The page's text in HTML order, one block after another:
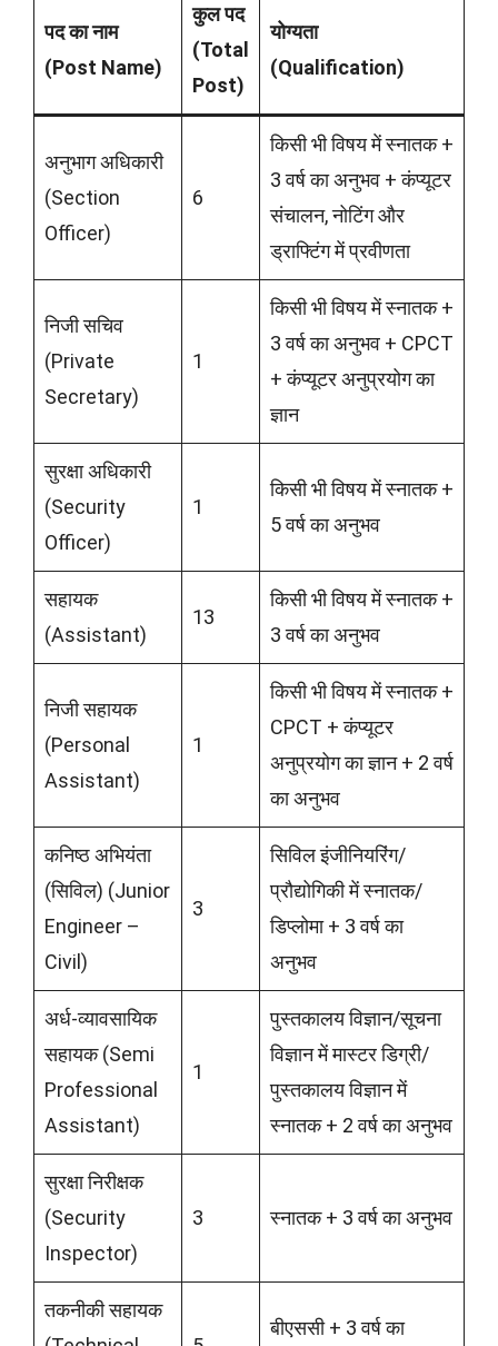
पद का नाम
(Post Name)
कुल पद
(Total
Post)
योग्यता
(Qualification)
अनुभाग अधिकारी
(Section
Officer)
6
किसी भी विषय में स्नातक +
3 वर्ष का अनुभव + कंप्यूटर
संचालन, नोटिंग और
ड्राफ्टिंग में प्रवीणता
निजी सचिव
(Private
Secretary)
1
किसी भी विषय में स्नातक +
3 वर्ष का अनुभव + CPCT
+ कंप्यूटर अनुप्रयोग का
ज्ञान
सुरक्षा अधिकारी
(Security
Officer)
1
किसी भी विषय में स्नातक +
5 वर्ष का अनुभव
सहायक
(Assistant)
13
किसी भी विषय में स्नातक +
3 वर्ष का अनुभव
निजी सहायक
(Personal
Assistant)
1
किसी भी विषय में स्नातक +
CPCT + कंप्यूटर
अनुप्रयोग का ज्ञान + 2 वर्ष
का अनुभव
कनिष्ठ अभियंता
(सिविल) (Junior
Engineer –
Civil)
3
सिविल इंजीनियरिंग/
प्रौद्योगिकी में स्नातक/
डिप्लोमा + 3 वर्ष का
अनुभव
अर्ध-व्यावसायिक
सहायक (Semi
Professional
Assistant)
1
पुस्तकालय विज्ञान/सूचना
विज्ञान में मास्टर डिग्री/
पुस्तकालय विज्ञान में
स्नातक + 2 वर्ष का अनुभव
सुरक्षा निरीक्षक
(Security
Inspector)
3 स्नातक + 3 वर्ष का अनुभव
तकनीकी सहायक
बीएससी + 3 वर्ष का